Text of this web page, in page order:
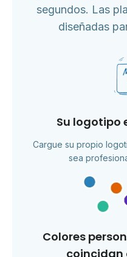
segundos. Las
diseñadas
Su logotipo
Cargue su propio
sea
Colores
coincidan